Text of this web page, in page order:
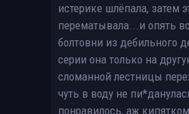
истерике шлёпала, затем
перематывала...и опять
болтовни из дебильного
серии она только на
сломанной лестницы
чуть в воду не
понравилось, аж